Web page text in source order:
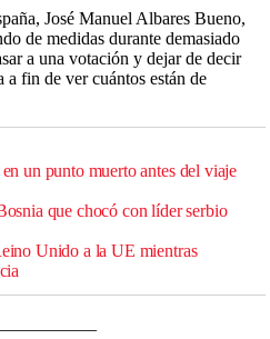
José Manuel Albares Bueno,
de medidas durante demasiado
a una votación y dejar de decir
fin de ver cuántos están de
un punto muerto antes del viaje
que chocó con líder serbio
Unido a la UE mientras